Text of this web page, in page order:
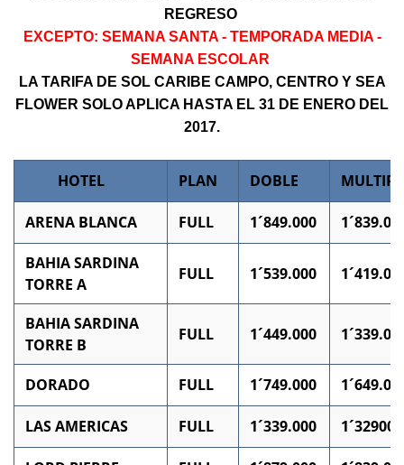
REGRESO
EXCEPTO: SEMANA SANTA - TEMPORADA MEDIA -
SEMANA ESCOLAR
LA TARIFA DE SOL CARIBE CAMPO, CENTRO Y SEA
FLOWER SOLO APLICA HASTA EL 31 DE ENERO DEL
2017.
HOTEL PLAN DOBLE
ARENA BLANCA FULL 1´849.000
BAHIA SARDINA
TORRE A
FULL 1´539.000
BAHIA SARDINA
TORRE B
FULL 1´449.000
DORADO FULL 1´749.000
LAS AMERICAS FULL 1´339.000 1´329000